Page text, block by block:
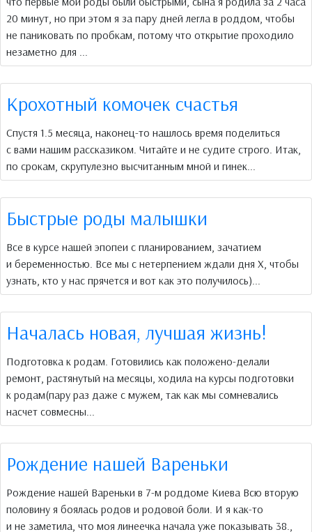
20 минут, но при этом я за пару дней легла в роддом, чтобы
не паниковать по пробкам, потому что открытие проходило
незаметно для ...
Крохотный комочек счастья
Спустя 1.5 месяца, наконец-то нашлось время поделиться
с вами нашим рассказиком. Читайте и не судите строго. Итак,
по срокам, скрупулезно высчитанным мной и гинек...
Быстрые роды малышки
Все в курсе нашей эпопеи с планированием, зачатием
и беременностью. Все мы с нетерпением ждали дня Х, чтобы
узнать, кто у нас прячется и вот как это получилось)...
Началась новая, лучшая жизнь!
Подготовка к родам. Готовились как положено-делали
ремонт, растянутый на месяцы, ходила на курсы подготовки
к родам(пару раз даже с мужем, так как мы сомневались
насчет совмесны...
Рождение нашей Вареньки
Рождение нашей Вареньки в 7-м роддоме Киева Всю вторую
половину я боялась родов и родовой боли. И я как-то
и не заметила, что моя линеечка начала уже показывать 38.,